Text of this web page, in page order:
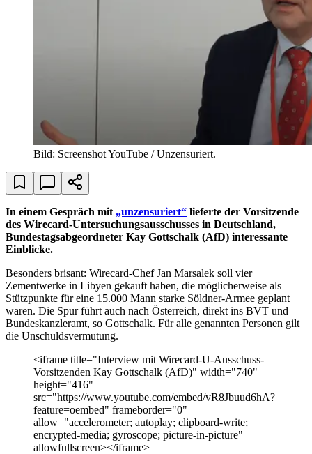
Bild: Screenshot YouTube / Unzensuriert.
In einem Gespräch mit „unzensuriert“ lieferte der Vorsitzende
des Wirecard-Untersuchungsausschusses in Deutschland,
Bundestagsabgeordneter Kay Gottschalk (AfD) interessante
Einblicke.
Besonders brisant: Wirecard-Chef Jan Marsalek soll vier
Zementwerke in Libyen gekauft haben, die möglicherweise als
Stützpunkte für eine 15.000 Mann starke Söldner-Armee geplant
waren. Die Spur führt auch nach Österreich, direkt ins BVT und
Bundeskanzleramt, so Gottschalk. Für alle genannten Personen gilt
die Unschuldsvermutung.
<iframe title="Interview mit Wirecard-U-Ausschuss-
Vorsitzenden Kay Gottschalk (AfD)" width="740"
height="416"
src="https://www.youtube.com/embed/vR8Jbuud6hA?
feature=oembed" frameborder="0"
allow="accelerometer; autoplay; clipboard-write;
encrypted-media; gyroscope; picture-in-picture"
allowfullscreen></iframe>